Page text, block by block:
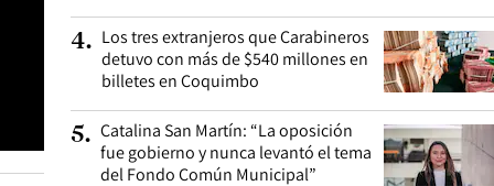
4. Los tres extranjeros que Carabineros
detuvo con más de $540 millones en
billetes en Coquimbo
5. Catalina San Martín: “La oposición
fue gobierno y nunca levantó el tema
del Fondo Común Municipal”